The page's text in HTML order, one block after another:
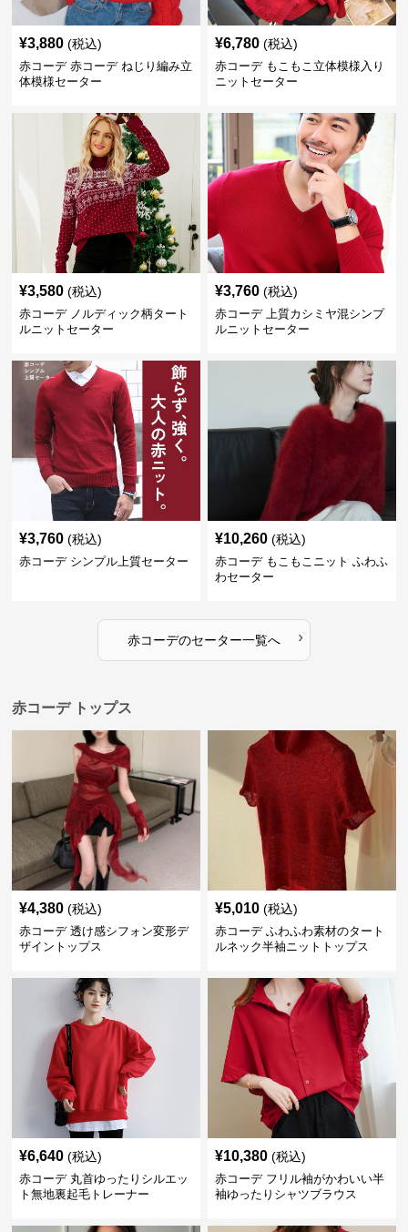
¥3,880 (税込)
赤コーデ 赤コーデ ねじり編み立
体模様セーター
¥6,780 (税込)
赤コーデ もこもこ立体模様入り
ニットセーター
¥3,580 (税込)
赤コーデ ノルディック柄タート
ルニットセーター
¥3,760 (税込)
赤コーデ 上質カシミヤ混シンプ
ルニットセーター
¥3,760 (税込)
赤コーデ シンプル上質セーター
¥10,260 (税込)
赤コーデ もこもこニット ふわふ
わセーター
赤コーデのセーター一覧へ ›
赤コーデ トップス
¥4,380 (税込)
赤コーデ 透け感シフォン変形デ
ザイントップス
¥5,010 (税込)
赤コーデ ふわふわ素材のタート
ルネック半袖ニットトップス
¥6,640 (税込)
赤コーデ 丸首ゆったりシルエッ
ト無地裏起毛トレーナー
¥10,380 (税込)
赤コーデ フリル袖がかわいい半
袖ゆったりシャツブラウス